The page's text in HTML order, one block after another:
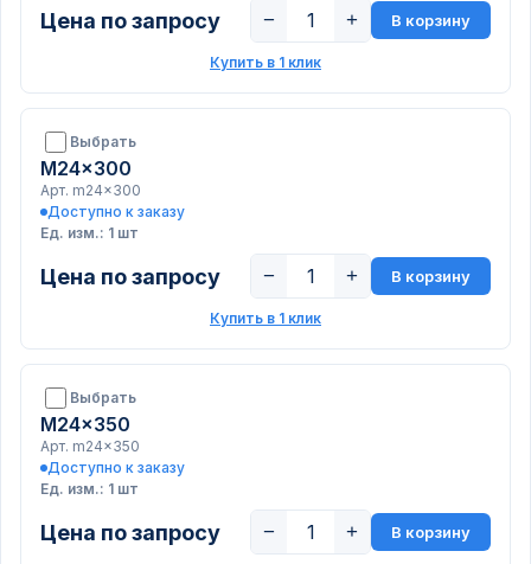
Цена по запросу − + В корзину
Купить в 1 клик
Выбрать
M24x300
Арт. m24x300
Доступно к заказу
Ед. изм.: 1 шт
Цена по запросу − + В корзину
Купить в 1 клик
Выбрать
M24x350
Арт. m24x350
Доступно к заказу
Ед. изм.: 1 шт
Цена по запросу − + В корзину